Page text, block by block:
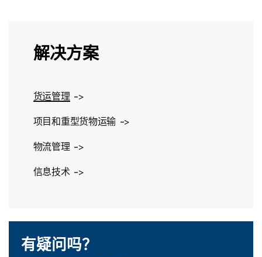
解决方案
货运管理
项目和重型货物运输
物流管理
信息技术
有疑问吗？